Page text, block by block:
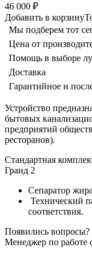
46 000 ₽
Добавить в корзину
Мы подберем тот
Цена от
Помощь в выборе
Доставка
Гарантийное и
Устройство
бытовых
предприятий
ресторанов).
Стандартная
Гранд 2
Сепаратор жира
Технический
соответствия.
Появились вопросы?
Менеджер по работе